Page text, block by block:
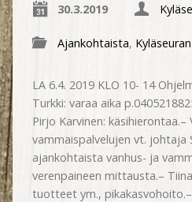
30.3.2019
Ajankohtaista,
LA 6.4. 2019 KLO 10- 14
Turkki: varaa aika
Pirjo Karvinen: käsihierontaa.–
vammaispalvelujen vt. johtaja
ajankohtaista vanhus- ja
verenpaineen mittausta.–
tuotteet ym.,